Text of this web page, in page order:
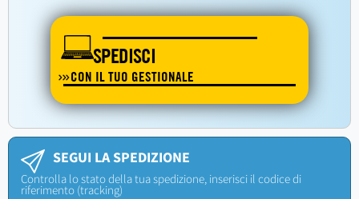
SPEDISCI
CON IL TUO GESTIONALE
SEGUI LA SPEDIZIONE
Controlla lo stato della tua spedizione, inserisci il codice di
riferimento (tracking)